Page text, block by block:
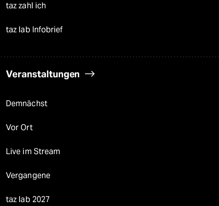
taz zahl ich
taz lab Infobrief
Veranstaltungen
Demnächst
Vor Ort
Live im Stream
Vergangene
taz lab 2027